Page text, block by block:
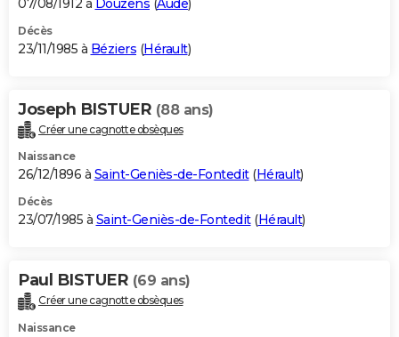
Décès
23/11/1985 à Béziers (Hérault)
Joseph BISTUER (88 ans)
Créer une cagnotte obsèques
Naissance
26/12/1896 à Saint-Geniès-de-Fontedit(Hérault)
Décès
23/07/1985 à Saint-Geniès-de-Fontedit(Hérault)
Paul BISTUER (69 ans)
Créer une cagnotte obsèques
Naissance